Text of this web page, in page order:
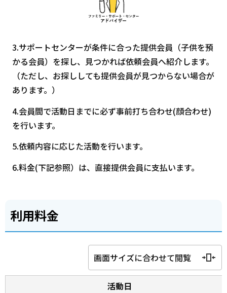
3.サポートセンターが条件に合った提供会員（子供を預
かる会員）を探し、見つかれば依頼会員へ紹介します。
（ただし、お探ししても提供会員が見つからない場合が
あります。）
4.会員間で活動日までに必ず事前打ち合わせ(顔合わせ)
を行います。
5.依頼内容に応じた活動を行います。
6.料金(下記参照）は、直接提供会員に支払います。
利用料金
画面サイズに合わせて閲覧
活動日